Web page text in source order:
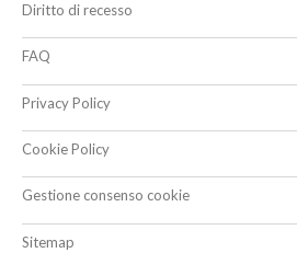
Diritto di recesso
FAQ
Privacy Policy
Cookie Policy
Gestione consenso cookie
Sitemap